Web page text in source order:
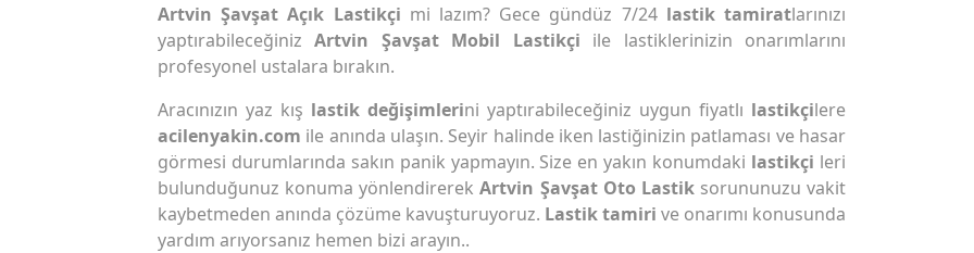
Artvin Şavşat Açık Lastikçi mi lazım? Gece gündüz 7/24 lastik tamiratlarınızı
yaptırabileceğinizArtvin Şavşat Mobil Lastikçi ile lastiklerinizin onarımlarını
profesyonel ustalara bırakın.
Aracınızın yaz kış lastik değişimlerini yaptırabileceğiniz uygun fiyatlı lastikçilere
acilenyakin.com ile anında ulaşın. Seyir halinde iken lastiğinizin patlaması ve hasar
görmesi durumlarında sakın panik yapmayın. Size en yakın konumdaki lastikçi leri
bulunduğunuz konuma yönlendirerekArtvin Şavşat Oto Lastiksorununuzu vakit
kaybetmeden anında çözüme kavuşturuyoruz. Lastik tamiri ve onarımı konusunda
yardım arıyorsanız hemen bizi arayın..